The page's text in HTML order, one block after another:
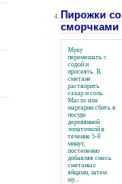
Пирожки со
сморчками
Муку
перемешать с
содой и
просеять. В
сметане
растворить
сахар и соль.
Масло или
маргарин сбить в
посуде
деревянной
лопаточкой в
течение 5-8
минут,
постепенно
добавляя смесь
сметаны с
яйцами, затем
му...